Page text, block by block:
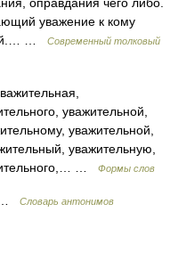
уважение к кому
…
Современный толковый
уважительной,
уважительной,
уважительную,
…
Формы слов
… Словарь антонимов